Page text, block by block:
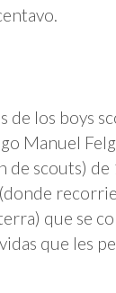
de los boys
Manuel
de scouts) de
que se
que les